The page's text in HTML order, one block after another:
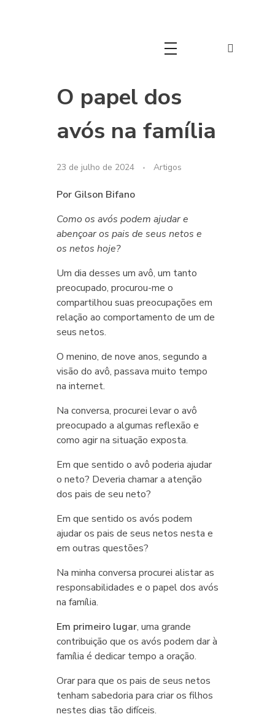
O papel dos
avós na família
23 de julho de 2024 Artigos
Por Gilson Bifano
Como os avós podem ajudar e
abençoar os pais de seus netos e
os netos hoje?
Um dia desses um avô, um tanto
preocupado, procurou-me o
compartilhou suas preocupações em
relação ao comportamento de um de
seus netos.
O menino, de nove anos, segundo a
visão do avô, passava muito tempo
na internet.
Na conversa, procurei levar o avô
preocupado a algumas reflexão e
como agir na situação exposta.
Em que sentido o avô poderia ajudar
o neto? Deveria chamar a atenção
dos pais de seu neto?
Em que sentido os avós podem
ajudar os pais de seus netos nesta e
em outras questões?
Na minha conversa procurei alistar as
responsabilidades e o papel dos avós
na família.
Em primeiro lugar, uma grande
contribuição que os avós podem dar à
família é dedicar tempo a oração.
Orar para que os pais de seus netos
tenham sabedoria para criar os filhos
nestes dias tão difíceis.